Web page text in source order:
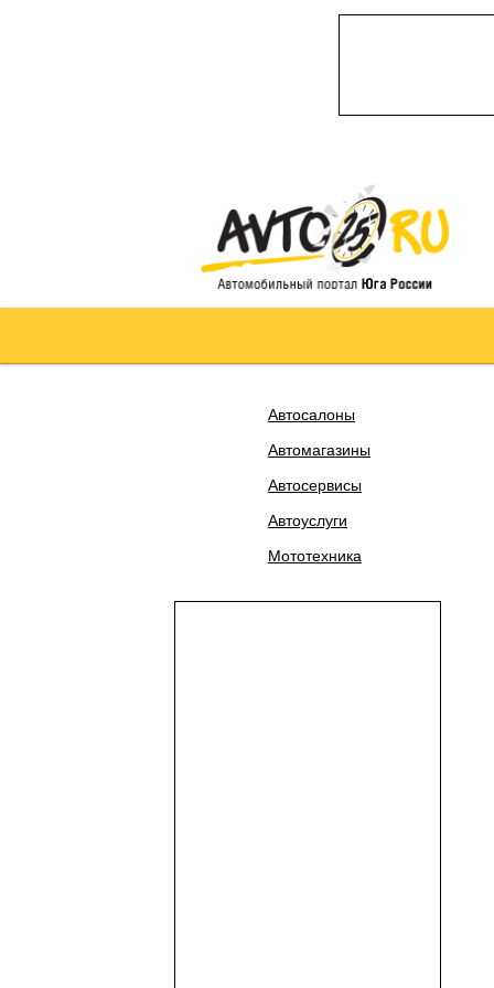
Автосалоны
Автомагазины
Автосервисы
Автоуслуги
Мототехника